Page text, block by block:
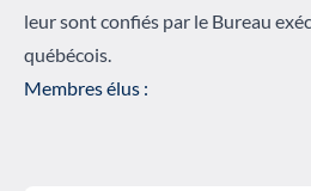
leur sont confiés par le Bureau
québécois.
Membres élus :